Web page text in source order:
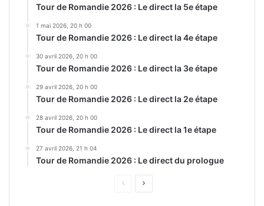
Tour de Romandie 2026 : Le direct la 5e étape
1 mai 2026, 20 h 00
Tour de Romandie 2026 : Le direct la 4e étape
30 avril 2026, 20 h 00
Tour de Romandie 2026 : Le direct la 3e étape
29 avril 2026, 20 h 00
Tour de Romandie 2026 : Le direct la 2e étape
28 avril 2026, 20 h 00
Tour de Romandie 2026 : Le direct la 1e étape
27 avril 2026, 21 h 04
Tour de Romandie 2026 : Le direct du prologue
Page
Page